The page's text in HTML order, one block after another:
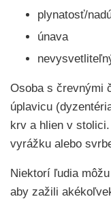
plynatosť/
únava
Osoba s črevnými
úplavicu
krv a hlien v
vyrážku alebo
Niektorí ľudia
aby zažili